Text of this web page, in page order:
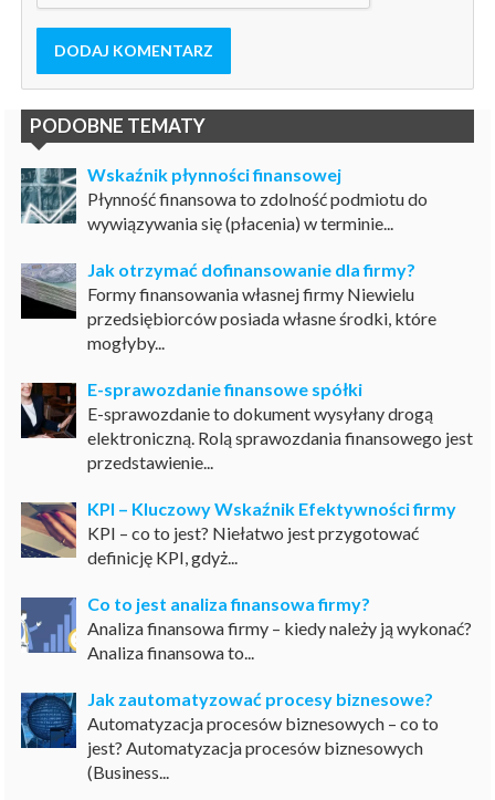
DODAJ KOMENTARZ
PODOBNE TEMATY
Wskaźnik płynności finansowej
Płynność finansowa to zdolność podmiotu do
wywiązywania się (płacenia) w terminie...
Jak otrzymać dofinansowanie dla firmy?
Formy finansowania własnej firmy Niewielu
przedsiębiorców posiada własne środki, które
mogłyby...
E-sprawozdanie finansowe spółki
E-sprawozdanie to dokument wysyłany drogą
elektroniczną. Rolą sprawozdania finansowego jest
przedstawienie...
KPI – Kluczowy Wskaźnik Efektywności firmy
KPI – co to jest? Niełatwo jest przygotować
definicję KPI, gdyż...
Co to jest analiza finansowa firmy?
Analiza finansowa firmy – kiedy należy ją wykonać?
Analiza finansowa to...
Jak zautomatyzować procesy biznesowe?
Automatyzacja procesów biznesowych – co to
jest? Automatyzacja procesów biznesowych
(Business...